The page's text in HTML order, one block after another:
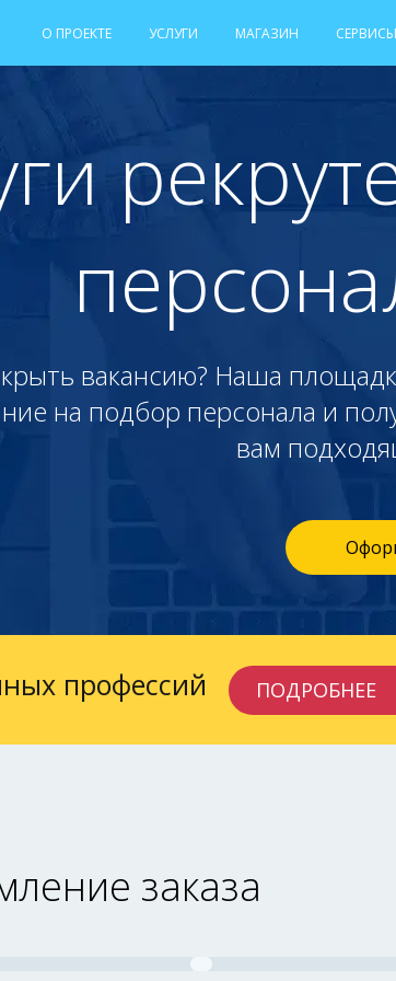
О ПРОЕКТЕ УСЛУГИ МАГАЗИН СЕРВИСЫ
вакансию? Наша
на подбор персонала и
вам
профессий ПОДРОБНЕЕ
заказа